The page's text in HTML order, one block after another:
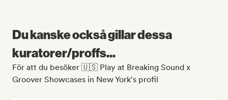
Du kanske också gillar dessa
kuratorer/proffs...
För att du besöker 🇺🇸 Play at Breaking Sound x
Groover Showcases in New York's profil